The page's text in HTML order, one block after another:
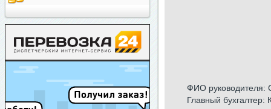
ФИО руководителя:
Главный бухгалтер: